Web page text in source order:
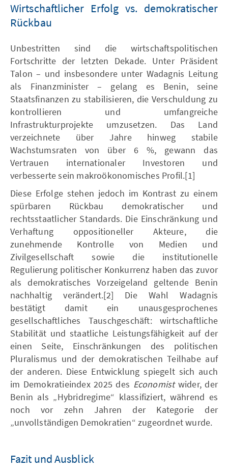
Wirtschaftlicher Erfolg vs. demokratischer
Rückbau
Unbestritten sind die wirtschaftspolitischen
Fortschritte der letzten Dekade. Unter Präsident
Talon – und insbesondere unter Wadagnis Leitung
als Finanzminister – gelang es Benin, seine
Staatsfinanzen zu stabilisieren, die Verschuldung zu
kontrollieren und umfangreiche
Infrastrukturprojekte umzusetzen. Das Land
verzeichnete über Jahre hinweg stabile
Wachstumsraten von über 6 %, gewann das
Vertrauen internationaler Investoren und
verbesserte sein makroökonomisches Profil.[1]
Diese Erfolge stehen jedoch im Kontrast zu einem
spürbaren Rückbau demokratischer und
rechtsstaatlicher Standards. Die Einschränkung und
Verhaftung oppositioneller Akteure, die
zunehmende Kontrolle von Medien und
Zivilgesellschaft sowie die institutionelle
Regulierung politischer Konkurrenz haben das zuvor
als demokratisches Vorzeigeland geltende Benin
nachhaltig verändert.[2] Die Wahl Wadagnis
bestätigt damit ein unausgesprochenes
gesellschaftliches Tauschgeschäft: wirtschaftliche
Stabilität und staatliche Leistungsfähigkeit auf der
einen Seite, Einschränkungen des politischen
Pluralismus und der demokratischen Teilhabe auf
der anderen. Diese Entwicklung spiegelt sich auch
im Demokratieindex 2025 des Economistwider, der
Benin als „Hybridregime“ klassifiziert, während es
noch vor zehn Jahren der Kategorie der
„unvollständigen Demokratien“ zugeordnet wurde.
Fazit und Ausblick